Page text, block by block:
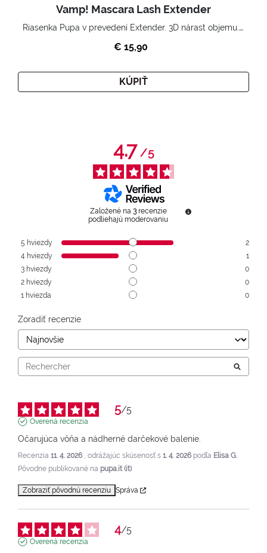
Vamp! Mascara Lash Extender
Riasenka Pupa v prevedení Extender. 3D nárast objemu. Nekonečne zhutnené a nadvihnuté riasy.
€ 15,90
KÚPIŤ
4.7/5
Založené na 3 recenzie
podliehajú moderovaniu
5 hviezdy
2
4 hviezdy
1
3 hviezdy
0
2 hviezdy
0
1 hviezda 0
Zoradiť recenzie
5/5
Overená recenzia
Očarujúca vôňa a nádherné darčekové balenie.
Recenzia 11. 4. 2026 , odrážajúc skúsenosť s 1. 4. 2026 podľa Elisa G.
Pôvodne publikované na pupa.it (it)
Zobraziť pôvodnú recenziu Správa
4/5
Overená recenzia